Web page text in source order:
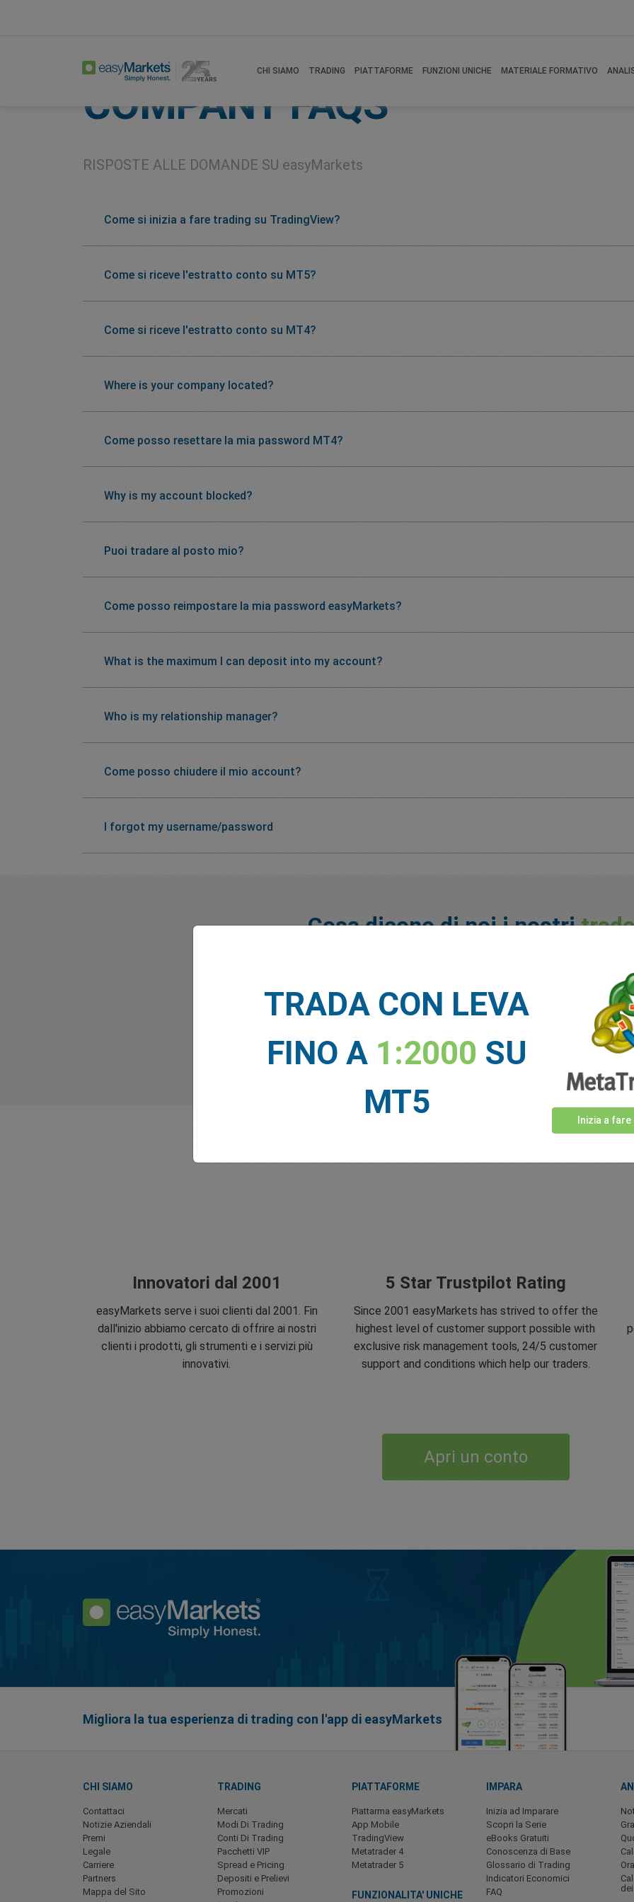
CHI SIAMO TRADING PIATTAFORME FUNZIONI UNICHE MATERIALE FORMATIVO
COMPANY FAQS
RISPOSTE ALLE DOMANDE SU easyMarkets
Come si inizia a fare trading su TradingView?
Come si riceve l'estratto conto su MT5?
Come si riceve l'estratto conto su MT4?
Where is your company located?
Come posso resettare la mia password MT4?
Why is my account blocked?
Puoi tradare al posto mio?
Come posso reimpostare la mia password easyMarkets?
What is the maximum I can deposit into my account?
Who is my relationship manager?
Come posso chiudere il mio account?
I forgot my username/password
Cosa dicono di noi i nostri
Innovatori dal 2001
easyMarkets serve i suoi clienti dal 2001. Fin
dall'inizio abbiamo cercato di offrire ai nostri
clienti i prodotti, gli strumenti e i servizi più
innovativi.
5 Star Trustpilot Rating
Since 2001 easyMarkets has strived to offer the
highest level of customer support possible with
exclusive risk management tools, 24/5 customer
support and conditions which help our traders.
Apri un conto
Migliora la tua esperienza di trading con l'app di easyMarkets
CHI SIAMO
Contattaci
Notizie Aziendali
Premi
Legale
Carriere
Partners
Mappa del Sito
TRADING
Mercati
Modi Di Trading
Conti Di Trading
Pacchetti VIP
Spread e Pricing
Depositi e Prelievi
Promozioni
PIATTAFORME
Piattarma easyMarkets
App Mobile
TradingView
Metatrader 4
Metatrader 5
FUNZIONALITA' UNICHE
IMPARA
Inizia ad Imparare
Scopri la Serie
eBooks Gratuiti
Conoscenza di Base
Glossario di Trading
Indicatori Economici
FAQ
TRADA CON LEVA
FINO A 1:2000 SU
MT5
Inizia a